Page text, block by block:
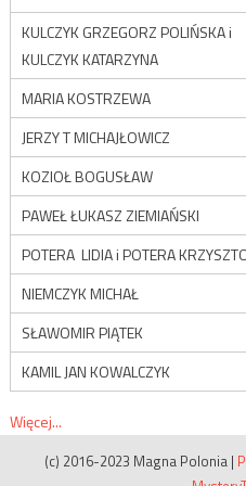
KULCZYK GRZEGORZ POLIŃSKA i
KULCZYK KATARZYNA
MARIA KOSTRZEWA
JERZY T MICHAJŁOWICZ
KOZIOŁ BOGUSŁAW
PAWEŁ ŁUKASZ ZIEMIAŃSKI
POTERA LIDIA i POTERA
NIEMCZYK MICHAŁ
SŁAWOMIR PIĄTEK
KAMIL JAN KOWALCZYK
Więcej...
(c) 2016-2023 Magna Polonia |